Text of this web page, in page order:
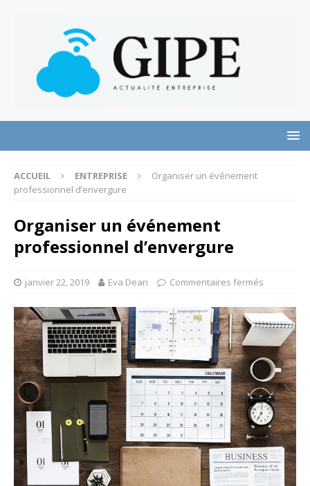
ACCUEIL ENTREPRISE
Organiser un événement
professionnel d’envergure
Organiser un événement
professionnel d’envergure
janvier 22, 2019 Eva Dean Commentaires fermés